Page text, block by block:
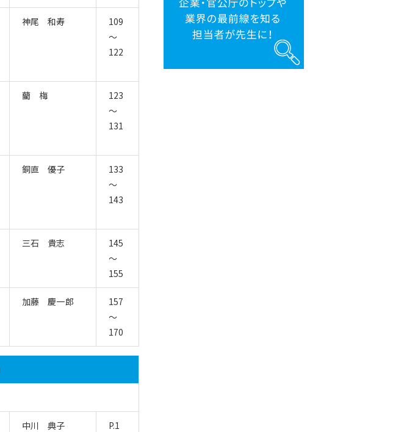
神尾 和寿
109
～
122
藺 梅
123
～
131
銅直 優子
133
～
143
三石 貴志
145
～
155
加藤 慶一郎
157
～
170
中川 典子
P.1
界